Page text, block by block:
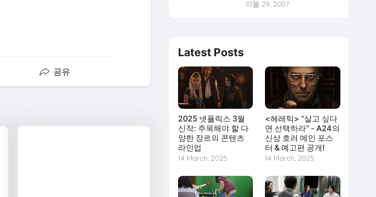
공유
10월 29, 2007
Latest Posts
2025 넷플릭스 3월
신작: 주목해야 할 다
양한 장르의 콘텐츠
라인업
14 March, 2025
<헤레틱> “살고 싶다
면 선택하라” - A24의
신상 호러 메인 포스
터 & 예고편 공개!
14 March, 2025